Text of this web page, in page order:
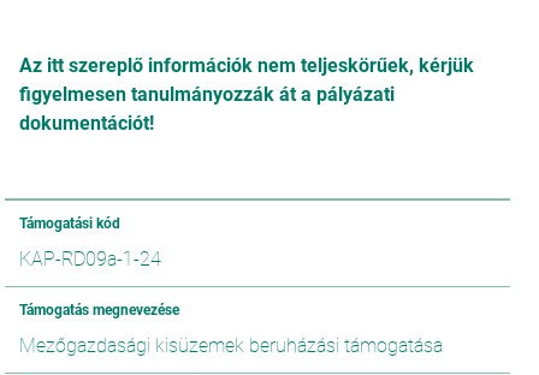
Az itt szereplő információk nem teljeskörűek, kérjük
figyelmesen tanulmányozzák át a pályázati
dokumentációt!
Támogatási kód
KAP-RD09a-1-24
Támogatás megnevezése
Mezőgazdasági kisüzemek beruházási támogatása